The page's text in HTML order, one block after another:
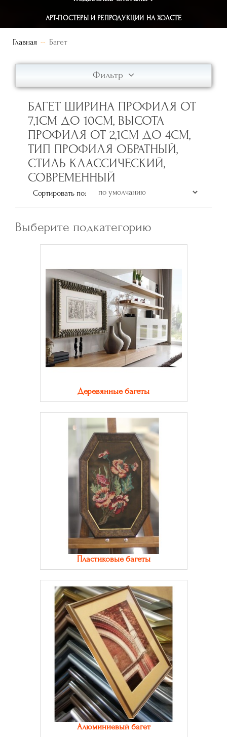
АРТ-ПОСТЕРЫ И РЕПРОДУКЦИИ НА ХОЛСТЕ
Главная Багет
Фильтр
БАГЕТ ШИРИНА ПРОФИЛЯ ОТ
7,1СМ ДО 10СМ, ВЫСОТА
ПРОФИЛЯ ОТ 2,1СМ ДО 4СМ,
ТИП ПРОФИЛЯ ОБРАТНЫЙ,
СТИЛЬ КЛАССИЧЕСКИЙ,
СОВРЕМЕННЫЙ
Сортировать по:
Выберите подкатегорию
Деревянные багеты
Пластиковые багеты
Алюминиевый багет